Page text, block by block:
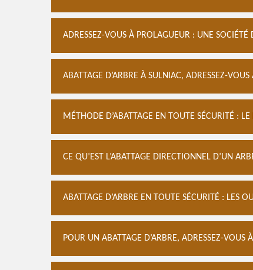
ADRESSEZ-VOUS À PROLAGUEUR : UNE
ABATTAGE D’ARBRE À SULNIAC, ADRESSEZ-
MÉTHODE D’ABATTAGE EN TOUTE SÉCURITÉ :
CE QU’EST L’ABATTAGE DIRECTIONNEL D’UN
ABATTAGE D’ARBRE EN TOUTE SÉCURITÉ : LES
POUR UN ABATTAGE D’ARBRE, ADRESSEZ-VOUS